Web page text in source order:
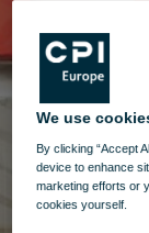
We use
By clicking “Accept
device to enhance
marketing efforts or
cookies yourself.